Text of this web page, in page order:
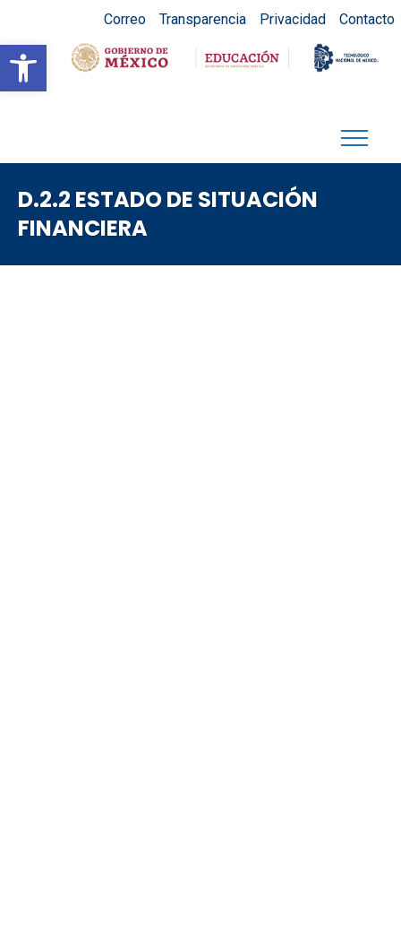
Abrir barra de herramientas
Correo Transparencia Privacidad Contacto
D.2.2 ESTADO DE SITUACIÓN
FINANCIERA